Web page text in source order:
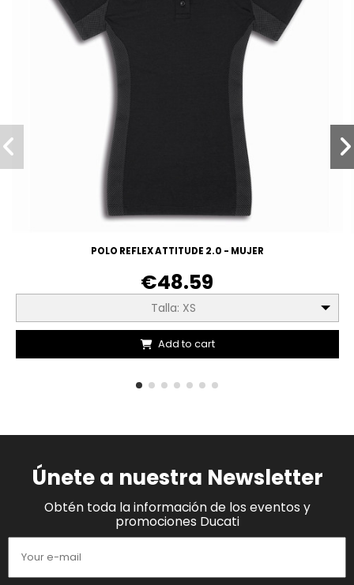
POLO REFLEX ATTITUDE 2.0 - MUJER
€48.59
Talla: XS
Add to cart
Únete a nuestra Newsletter
Obtén toda la información de los eventos y
promociones Ducati